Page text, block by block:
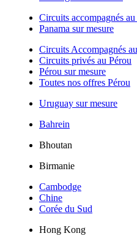
Circuits accompagnés au
Panama sur mesure
Circuits Accompagnés
Circuits privés au Pérou
Pérou sur mesure
Toutes nos offres Pérou
Uruguay sur mesure
Bahrein
Bhoutan
Birmanie
Cambodge
Chine
Corée du Sud
Hong Kong